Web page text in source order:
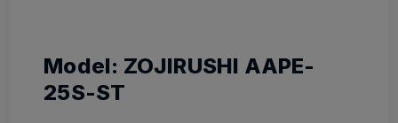
Model: ZOJIRUSHI AAPE-
25S-ST